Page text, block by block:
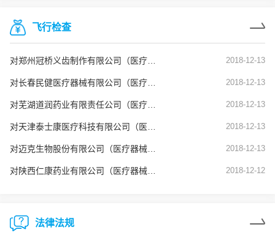
飞行检查
2018-12-13
2018-12-13
2018-12-13
2018-12-13
2018-12-13
2018-12-12
法律法规